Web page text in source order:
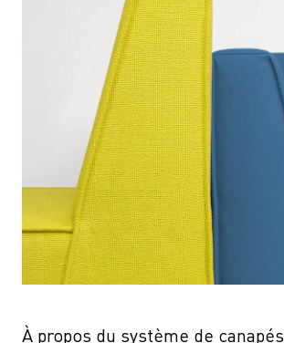
À propos du système de canapés